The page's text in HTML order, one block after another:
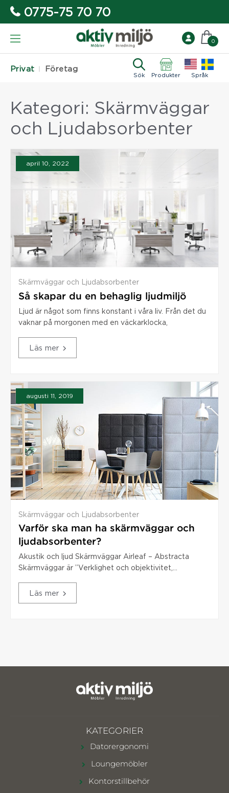
0775-75 70 70
Privat Företag
Sök Produkter Språk
0
Kategori: Skärmväggar
och Ljudabsorbenter
april 10, 2022
Skärmväggar och Ljudabsorbenter
Så skapar du en behaglig ljudmiljö
Ljud är något som finns konstant i våra liv. Från det du
vaknar på morgonen med en väckarklocka,
Läs mer
augusti 11, 2019
Skärmväggar och Ljudabsorbenter
Varför ska man ha skärmväggar och
ljudabsorbenter?
Akustik och ljud Skärmväggar Airleaf – Abstracta
Skärmväggar är ”Verklighet och objektivitet,...
Läs mer
KATEGORIER
Datorergonomi
Loungemöbler
Kontorstillbehör